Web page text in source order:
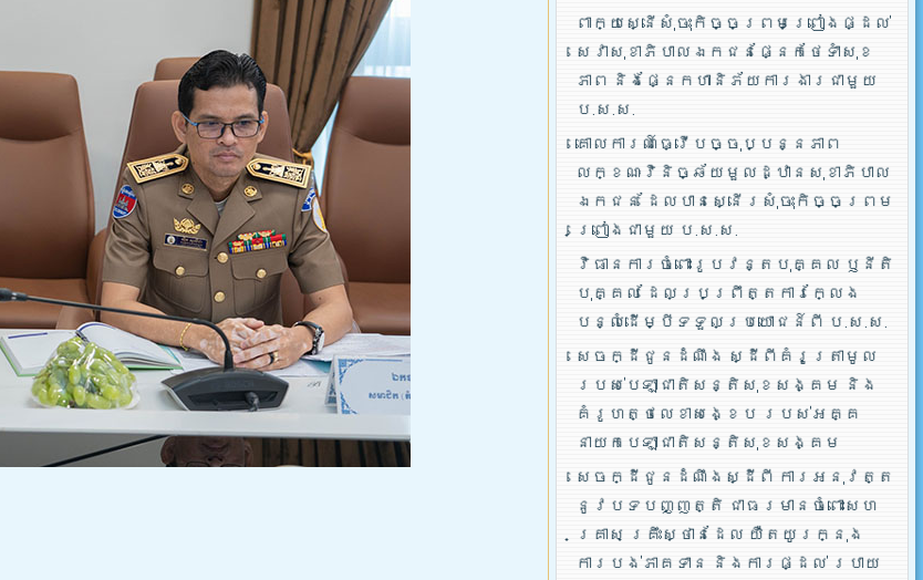
ពាក្យស្នើសុំចុះកិច្ចព្រមព្រៀងផ្ដល់
សេវាសុខាភិបាលឯកជនផ្នែកថែទាំសុខ
ភាព និងផ្នែកហានិភ័យការងារជាមួយ
ប.ស.ស.
គោលការណ៍ធ្វើបច្ចុប្បន្នភាព
លក្ខណៈវិនិច្ឆ័យមួលដ្ឋានសុខាភិបាល
ឯកជន ដែលបានស្នើរសុំចុះកិច្ចព្រម
ព្រៀងជាមួយ ប.ស.ស.
វិធានការចំពោះរូបវន្តបុគ្គល ឫនីតិ
បុគ្គល ដែលប្រព្រឹត្តការក្លែង
បន្លំដើម្បីទទួលប្រយោជន៍ពី ប.ស.ស.
សេចក្ដីជូនដំណឹង ស្ដីពីគំរូត្រាមូល
របស់បេឡាជាតិសន្តិសុខសង្គម និង
គំរូហត្ថលេខាសង្ខេប របស់អគ្គ
នាយកបេឡាជាតិសន្តិសុខសង្គម
សេចក្ដីជូនដំណឹងស្ដីពី ការអនុវត្ត
នូវបទបញ្ញត្តិ ជាធរមានចំពោះសហ
គ្រាស គ្រឹះស្ថានដែល យឺតយូរក្នុង
ការបង់ភាគទាន និងការផ្ដល់ របាយ